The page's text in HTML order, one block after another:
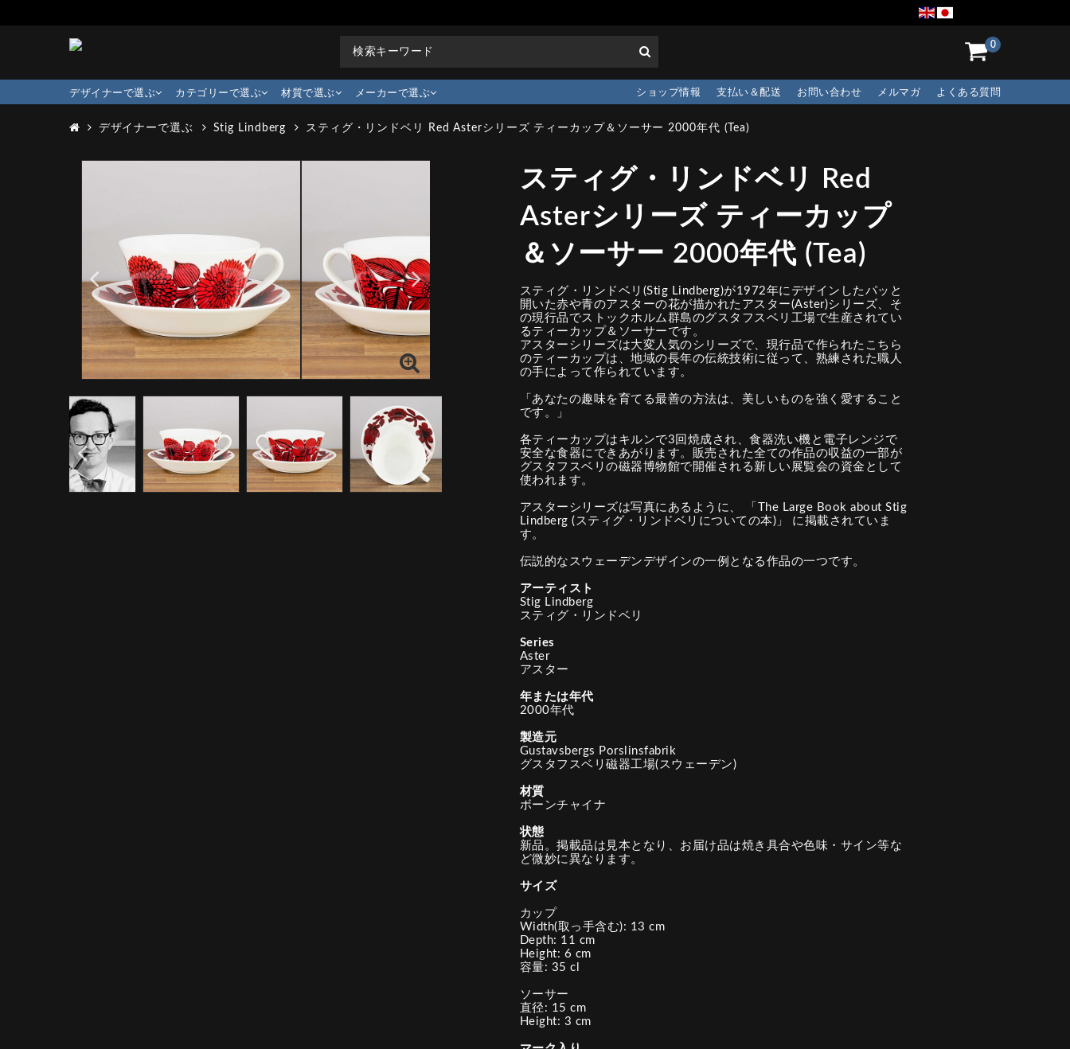
0
デザイナーで選ぶ カテゴリーで選ぶ 材質で選ぶ メーカーで選ぶ よくある質問
メルマガ
お問い合わせ
支払い＆配送
ショップ情報
デザイナーで選ぶ Stig Lindberg スティグ・リンドベリ Red Asterシリーズ ティーカップ＆ソーサー 2000年代 (Tea)
スティグ・リンドベリ Red
Asterシリーズ ティーカップ
＆ソーサー 2000年代 (Tea)
スティグ・リンドベリ(Stig Lindberg)が1972年にデザインしたパッと
開いた赤や青のアスターの花が描かれたアスター(Aster)シリーズ、そ
の現行品でストックホルム群島のグスタフスベリ工場で生産されてい
るティーカップ＆ソーサーです。
アスターシリーズは大変人気のシリーズで、現行品で作られたこちら
のティーカップは、地域の長年の伝統技術に従って、熟練された職人
の手によって作られています。
「あなたの趣味を育てる最善の方法は、美しいものを強く愛すること
です。」
各ティーカップはキルンで3回焼成され、食器洗い機と電子レンジで
安全な食器にできあがります。販売された全ての作品の収益の一部が
グスタフスベリの磁器博物館で開催される新しい展覧会の資金として
使われます。
アスターシリーズは写真にあるように、 「The Large Book about Stig
Lindberg (スティグ・リンドベリについての本)」 に掲載されていま
す。
伝説的なスウェーデンデザインの一例となる作品の一つです。
アーティスト
Stig Lindberg
スティグ・リンドベリ
Series
Aster
アスター
年または年代
2000年代
製造元
Gustavsbergs Porslinsfabrik
グスタフスベリ磁器工場(スウェーデン)
材質
ボーンチャイナ
状態
新品。掲載品は見本となり、お届け品は焼き具合や色味・サイン等な
ど微妙に異なります。
サイズ
カップ
Width(取っ手含む): 13 cm
Depth: 11 cm
Height: 6 cm
容量: 35 cl
ソーサー
直径: 15 cm
Height: 3 cm